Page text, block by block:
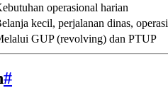
operasional harian
kecil, perjalanan dinas,
GUP (revolving) dan PTUP
#